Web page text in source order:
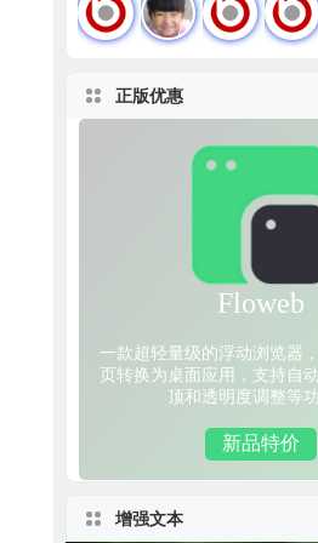
正版优惠
增强文本